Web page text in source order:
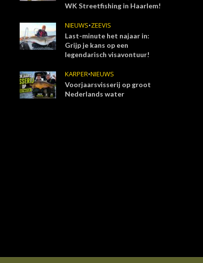
WK Streetfishing in Haarlem!
NIEUWS•ZEEVIS
Last-minute het najaar in:
Grijp je kans op een
legendarisch visavontuur!
KARPER•NIEUWS
Voorjaarsvisserij op groot
Nederlands water